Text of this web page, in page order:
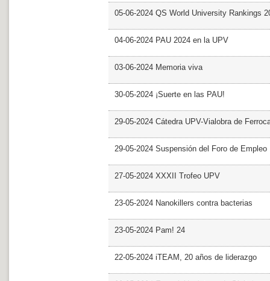
05-06-2024 QS World University Rankings
04-06-2024 PAU 2024 en la UPV
03-06-2024 Memoria viva
30-05-2024 ¡Suerte en las PAU!
29-05-2024 Cátedra UPV-Vialobra de
29-05-2024 Suspensión del Foro de Empleo
27-05-2024 XXXII Trofeo UPV
23-05-2024 Nanokillers contra bacterias
23-05-2024 Pam! 24
22-05-2024 iTEAM, 20 años de liderazgo